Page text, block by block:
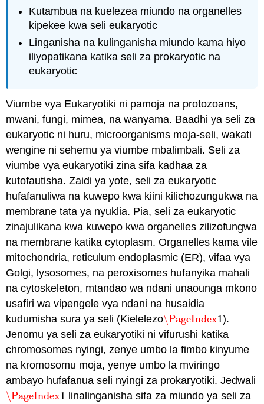
Kutambua na kuelezea miundo na organelles
kipekee kwa seli eukaryotic
Linganisha na kulinganisha miundo kama hiyo
iliyopatikana katika seli za prokaryotic na
eukaryotic
Viumbe vya Eukaryotiki ni pamoja na protozoans,
mwani, fungi, mimea, na wanyama. Baadhi ya seli za
eukaryotic ni huru, microorganisms moja-seli, wakati
wengine ni sehemu ya viumbe mbalimbali. Seli za
viumbe vya eukaryotiki zina sifa kadhaa za
kutofautisha. Zaidi ya yote, seli za eukaryotic
hufafanuliwa na kuwepo kwa kiini kilichozungukwa na
membrane tata ya nyuklia. Pia, seli za eukaryotic
zinajulikana kwa kuwepo kwa organelles zilizofungwa
na membrane katika cytoplasm. Organelles kama vile
mitochondria, reticulum endoplasmic (ER), vifaa vya
Golgi, lysosomes, na peroxisomes hufanyika mahali
na cytoskeleton, mtandao wa ndani unaounga mkono
usafiri wa vipengele vya ndani na husaidia
kudumisha sura ya seli (Kielelezo\PageIndex1
\PageIndex1).
Jenomu ya seli za eukaryotiki ni vifurushi katika
chromosomes nyingi, zenye umbo la fimbo kinyume
na kromosomu moja, yenye umbo la mviringo
ambayo hufafanua seli nyingi za prokaryotiki. Jedwali
\PageIndex1
\PageIndex1 linalinganisha sifa za miundo ya seli za